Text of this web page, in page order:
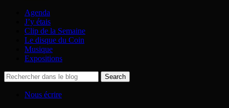
Agenda
J’y étais
Clip de la Semaine
Le disque du Coin
Musique
Expositions
Nous écrire